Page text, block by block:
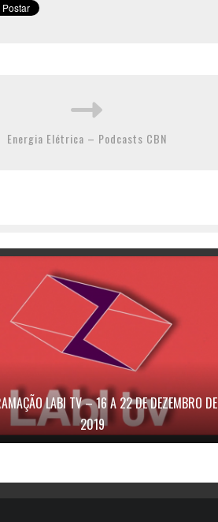
Energia Elétrica – Podcasts CBN
LABI TV – 16 A 22 DE DEZEMBRO DE
2019